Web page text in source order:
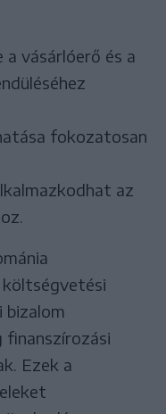
a vásárlóerő és a
fokozatosan
az
finanszírozási
Ezek a